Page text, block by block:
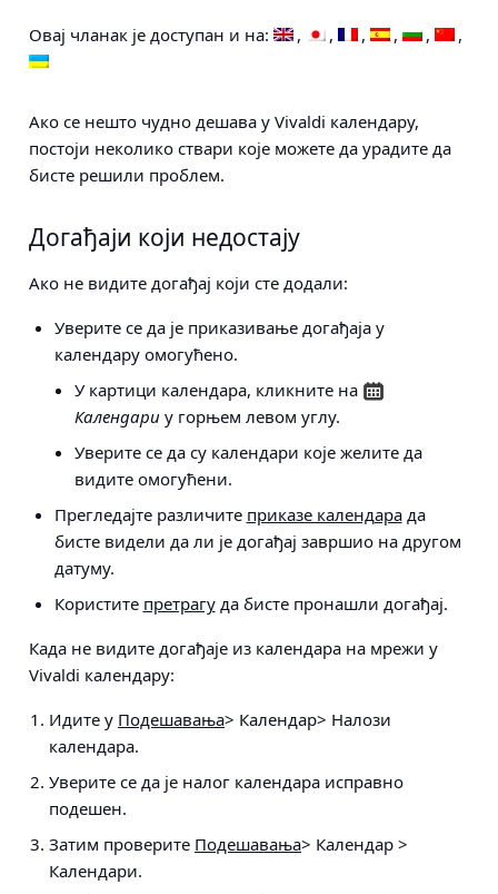
Овај чланак је доступан и на:
Ако се нешто чудно дешава у Vivaldi календару,
постоји неколико ствари које можете да урадите да
бисте решили проблем.
Догађаји који недостају
Ако не видите догађај који сте додали:
Уверите се да је приказивање догађаја у
календару омогућено.
У картици календара, кликните на
Календариу горњем левом углу.
Уверите се да су календари које желите да
видите омогућени.
Прегледајте различите приказе календарада
бисте видели да ли је догађај завршио на другом
датуму.
Користите претрагуда бисте пронашли догађај.
Када не видите догађаје из календара на мрежи у
Vivaldi календару:
Идите у Подешавања> Календар> Налози
календара.
Уверите се да је налог календара исправно
подешен.
Затим проверите Подешавања> Календар >
Календари.